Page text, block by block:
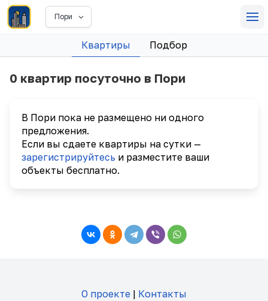
Пори
Квартиры Подбор
0 квартир посуточно в Пори
В Пори пока не размещено ни одного
предложения.
Если вы сдаете квартиры на сутки —
зарегистрируйтесь и разместите ваши
объекты бесплатно.
О проекте | Контакты